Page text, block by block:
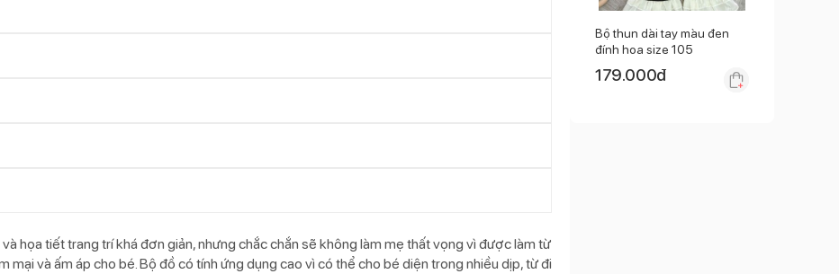
họa tiết trang trí khá đơn giản, nhưng chắc chắn sẽ không làm mẹ thất vọng vì được làm từ
mại và ấm áp cho bé. Bộ đồ có tính ứng dụng cao vì có thể cho bé diện trong nhiều dịp, từ đi
Bộ thun dài tay màu đen
đính hoa size 105
179.000đ